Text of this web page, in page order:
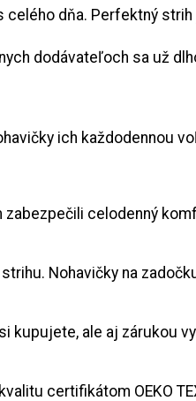
dňa. Perfektný strih
dodávateľoch sa už
ich každodennou
celodenný
Nohavičky na
kupujete, ale aj zárukou
certifikátom OEKO